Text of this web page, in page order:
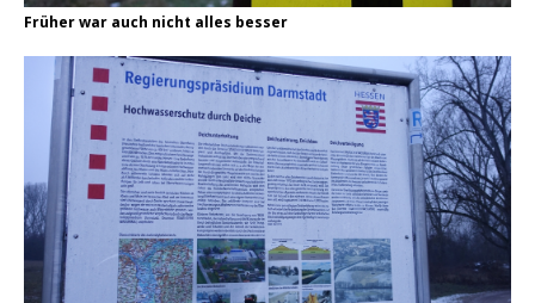
Früher war auch nicht alles besser